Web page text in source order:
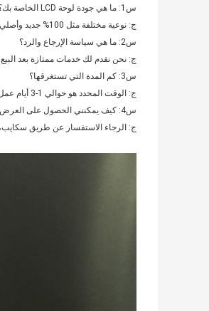
س1: ما هي جودة لوحة LCD الخاصة بك؟
ج: نوعية مختلفة مثل 100% جديد وأصلي OEM جديد، A Grade LCD، A- LCD Panel الخ.
س2: ما هي سياسة الإرجاع والرد؟
ج: نحن نقدم لك خدمات ممتازة بعد البيع، ونعدك بضمان 6 أشهر بعد
س3: كم المدة التي تستغرقها؟
ج: الوقت المحدد هو حوالي 1-3 أيام عمل بعد استلام الدفع.
س4: كيف يمكنني الحصول على العرض؟
ج: الرجاء الاستفسار عن طريق سكايب،